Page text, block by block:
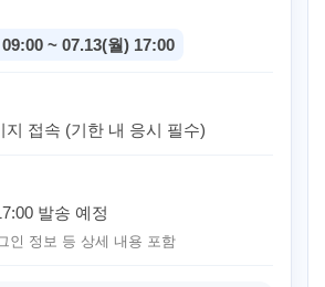
~ 07.13(월) 17:00
지 접속 (기한 내 응시 필수)
발송 예정
인 정보 등 상세 내용 포함